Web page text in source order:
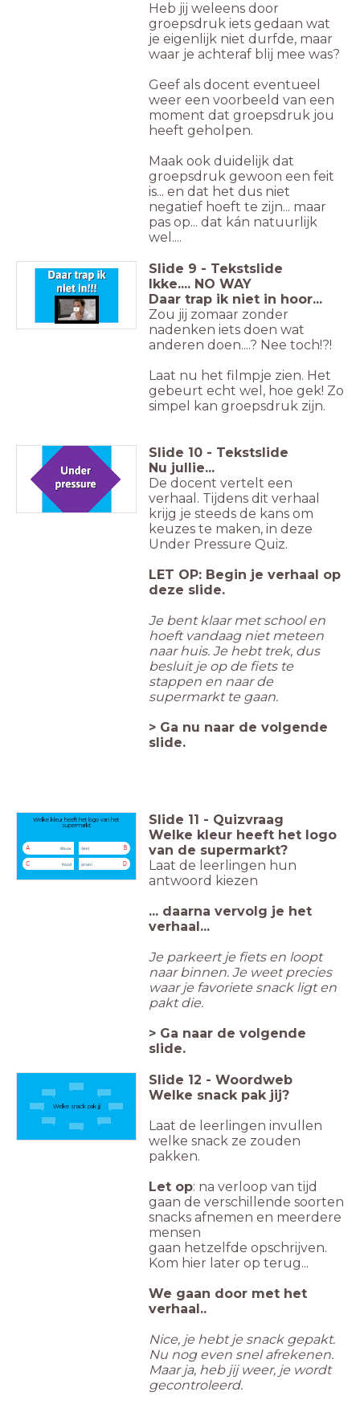
Heb jij weleens door
groepsdruk iets gedaan wat
je eigenlijk niet durfde, maar
waar je achteraf blij mee was?
Geef als docent eventueel
weer een voorbeeld van een
moment dat groepsdruk jou
heeft geholpen.
Maak ook duidelijk dat
groepsdruk gewoon een feit
is... en dat het dus niet
negatief hoeft te zijn... maar
pas op... dat kán natuurlijk
wel....
Slide 9 - Tekstslide
Ikke.... NO WAY
Daar trap ik niet in hoor...
Zou jij zomaar zonder
nadenken iets doen wat
anderen doen....? Nee toch!?!
Laat nu het filmpje zien. Het
gebeurt echt wel, hoe gek! Zo
simpel kan groepsdruk zijn.
Slide 10 - Tekstslide
Nu jullie...
De docent vertelt een
verhaal. Tijdens dit verhaal
krijg je steeds de kans om
keuzes te maken, in deze
Under Pressure Quiz.
LET OP: Begin je verhaal op
deze slide.
Je bent klaar met school en
hoeft vandaag niet meteen
naar huis. Je hebt trek, dus
besluit je op de fiets te
stappen en naar de
supermarkt te gaan.
> Ga nu naar de volgende
slide.
Welke kleur heeft het logo van het
supermarkt
A Blauw B
Geel
C Rood D
groen
Slide 11 - Quizvraag
Welke kleur heeft het logo
van de supermarkt?
Laat de leerlingen hun
antwoord kiezen
... daarna vervolg je het
verhaal...
Je parkeert je fiets en loopt
naar binnen. Je weet precies
waar je favoriete snack ligt en
pakt die.
> Ga naar de volgende
slide.
Welke snack pak jij
Slide 12 - Woordweb
Welke snack pak jij?
Laat de leerlingen invullen
welke snack ze zouden
pakken.
Let op: na verloop van tijd
gaan de verschillende soorten
snacks afnemen en meerdere
mensen
gaan hetzelfde opschrijven.
Kom hier later op terug...
We gaan door met het
verhaal..
Nice, je hebt je snack gepakt.
Nu nog even snel afrekenen.
Maar ja, heb jij weer, je wordt
gecontroleerd.